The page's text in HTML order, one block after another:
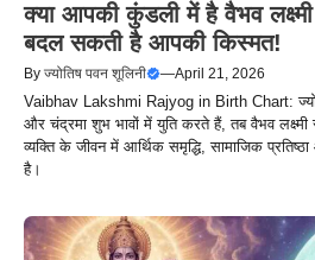
क्या आपकी कुंडली में है वैभव
बदल सकती है आपकी किस्मत!
By ज्योतिष पवन शूलिनी —April 21, 2026
Vaibhav Lakshmi Rajyog in Birth Chart:
और चंद्रमा शुभ भावों में युति करते हैं, तब वैभव लक्ष्मी
व्यक्ति के जीवन में आर्थिक समृद्धि, सामाजिक
है।